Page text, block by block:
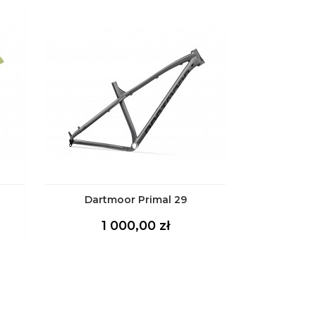
Dartmoor Primal 29
Cena
1 000,00 zł